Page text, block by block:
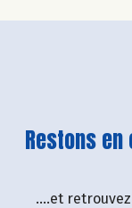
Restons
....et